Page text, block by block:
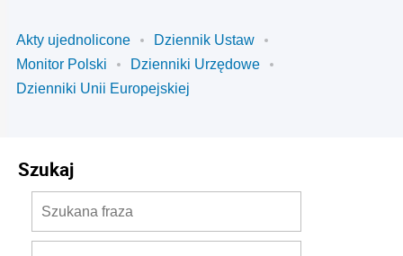
Akty ujednolicone
Dziennik Ustaw
Monitor Polski
Dzienniki Urzędowe
Dzienniki Unii Europejskiej
Szukaj